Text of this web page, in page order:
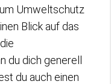
Umweltschutz
Blick auf das
du dich generell
du auch einen